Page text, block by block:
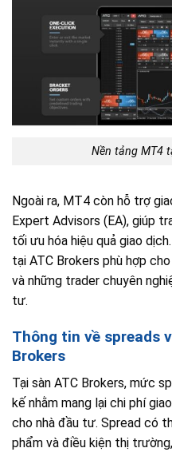
Nền tảng MT4
Ngoài ra, MT4 còn hỗ trợ
Expert Advisors (EA), giúp
tối ưu hóa hiệu quả giao
tại ATC Brokers phù hợp
và những trader chuyên
tư.
Thông tin về spreads
Brokers
Tại sàn ATC Brokers, mức
kế nhằm mang lại chi phí
cho nhà đầu tư. Spread có
phẩm và điều kiện thị